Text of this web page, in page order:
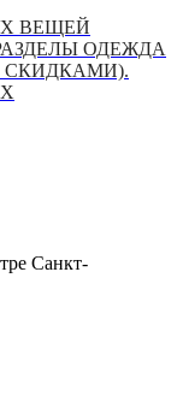
ВЕЩЕЙ
ОДЕЖДА
СКИДКАМИ).
Санкт-